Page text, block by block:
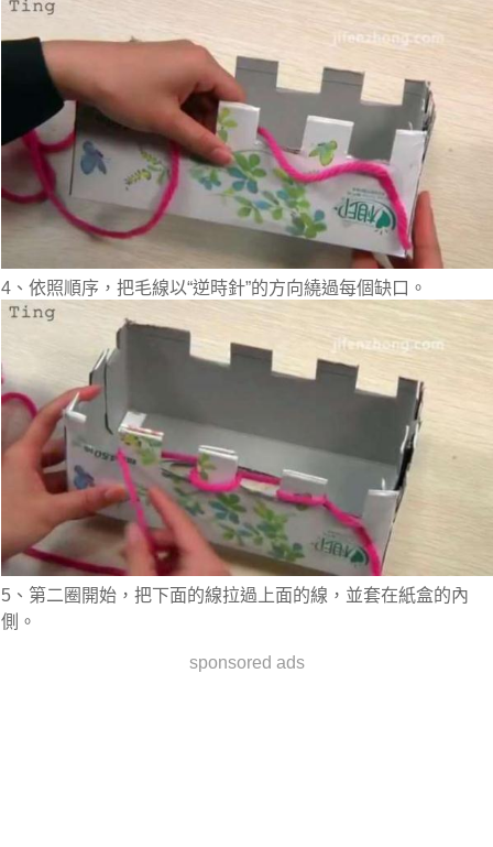
4、依照順序，把毛線以“逆時針”的方向繞過每個缺口。
5、第二圈開始，把下面的線拉過上面的線，並套在紙盒的內
側。
sponsored ads